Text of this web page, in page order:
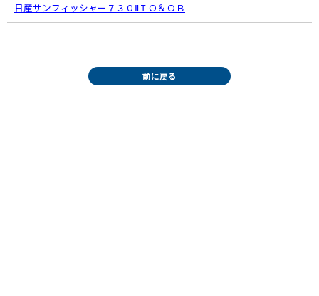
日産サンフィッシャー７３０ⅡＩＯ＆ＯＢ
前に戻る